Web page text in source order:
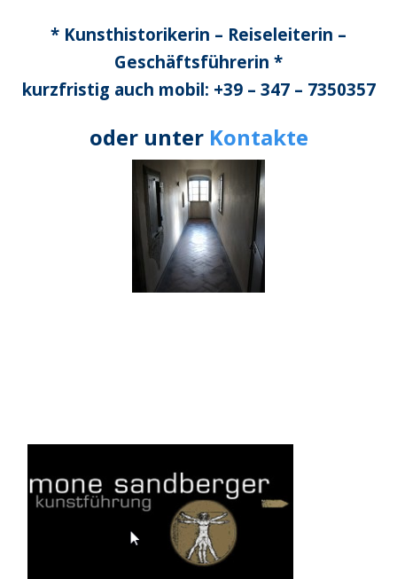
* Kunsthistorikerin – Reiseleiterin –
Geschäftsführerin *
kurzfristig auch mobil: +39 – 347 – 7350357
oder unter Kontakte